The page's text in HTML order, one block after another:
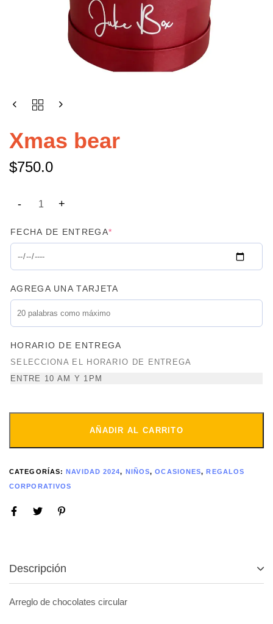
Xmas bear
$750.0
FECHA DE ENTREGA*
AGREGA UNA TARJETA
HORARIO DE ENTREGA
SELECCIONA EL HORARIO DE ENTREGA
ENTRE 10 AM Y 1PM
AÑADIR AL CARRITO
CATEGORÍAS: NAVIDAD 2024, NIÑOS,OCASIONES, REGALOS
CORPORATIVOS
Descripción
Arreglo de chocolates circular